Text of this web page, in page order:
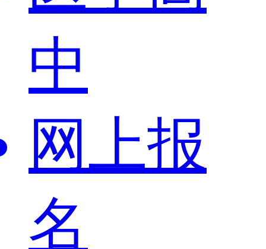
中
网上报
名